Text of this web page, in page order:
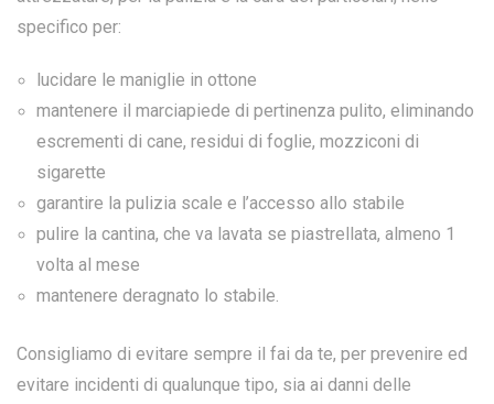
specifico per:
lucidare le maniglie in ottone
mantenere il marciapiede di pertinenza pulito, eliminando
escrementi di cane, residui di foglie, mozziconi di
sigarette
garantire la pulizia scale e l’accesso allo stabile
pulire la cantina, che va lavata se piastrellata, almeno 1
volta al mese
mantenere deragnato lo stabile.
Consigliamo di evitare sempre il fai da te, per prevenire ed
evitare incidenti di qualunque tipo, sia ai danni delle